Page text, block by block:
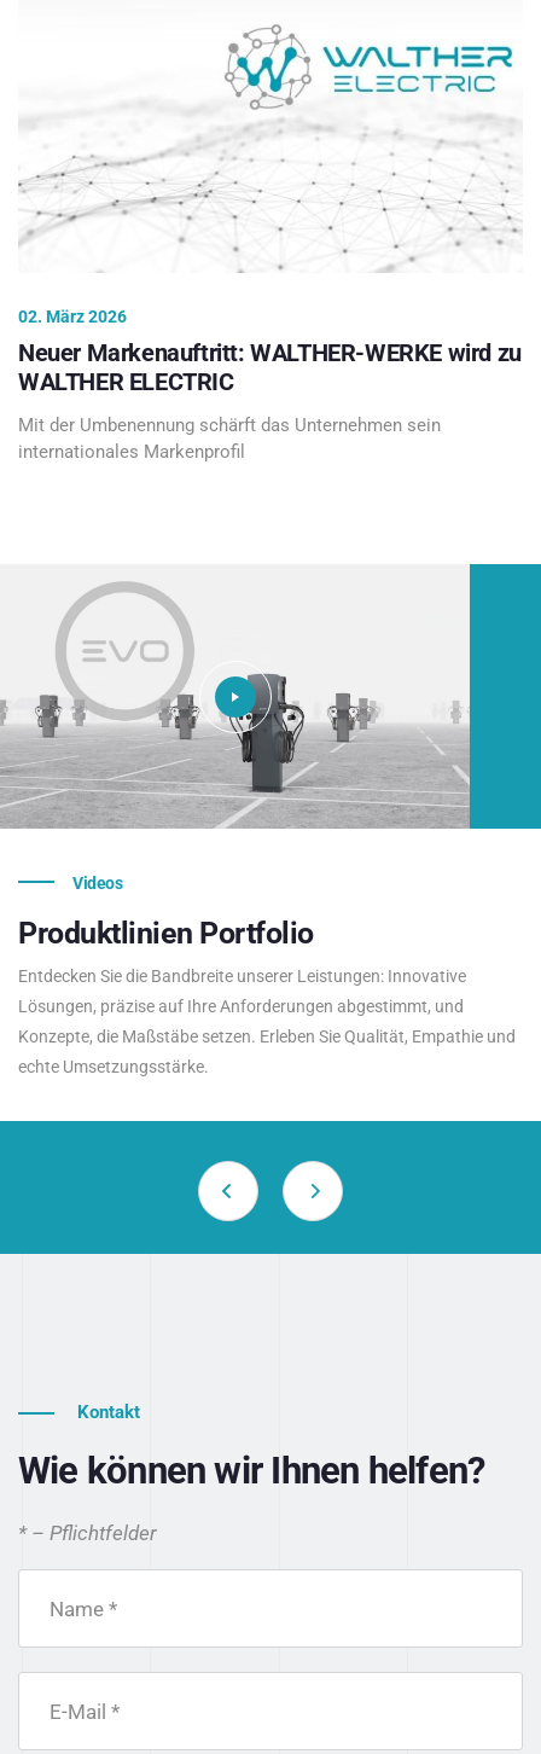
02. März 2026
Neuer Markenauftritt: WALTHER-WERKE wird zu
WALTHER ELECTRIC
Mit der Umbenennung schärft das Unternehmen sein
internationales Markenprofil
Videos
Produktlinien Portfolio
Entdecken Sie die Bandbreite unserer Leistungen: Innovative
Lösungen, präzise auf Ihre Anforderungen abgestimmt, und
Konzepte, die Maßstäbe setzen. Erleben Sie Qualität, Empathie und
echte Umsetzungsstärke.
Kontakt
Wie können wir Ihnen helfen?
* – Pflichtfelder
Name *
E-Mail *